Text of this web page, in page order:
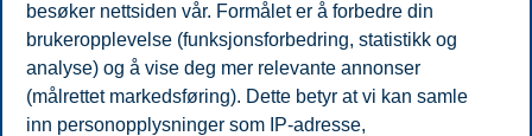
fraBeredskapKontakt oss
Campus:
OsloBergen TrondheimStavanger
besøker nettsiden vår. Formålet er å forbedre din
brukeropplevelse (funksjonsforbedring, statistikk og
analyse) og å vise deg mer relevante annonser
(målrettet markedsføring). Dette betyr at vi kan samle
inn personopplysninger som IP-adresse,